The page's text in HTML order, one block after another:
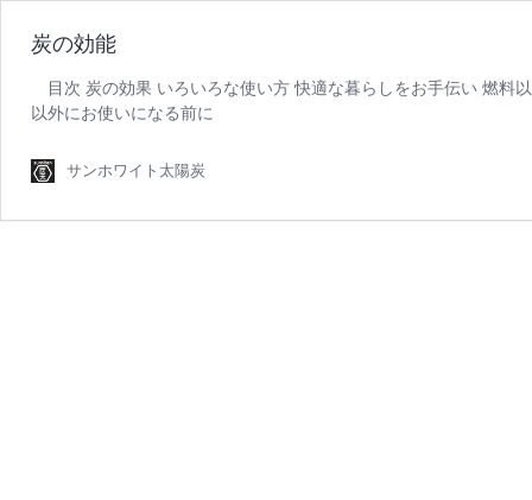
炭の効能
目次 炭の効果 いろいろな使い方 快適な暮らしをお手伝い 燃料
以外にお使いになる前に
サンホワイト太陽炭